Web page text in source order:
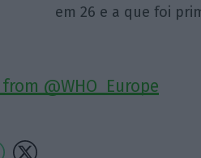
em 26 e a que foi
@WHO_Europe